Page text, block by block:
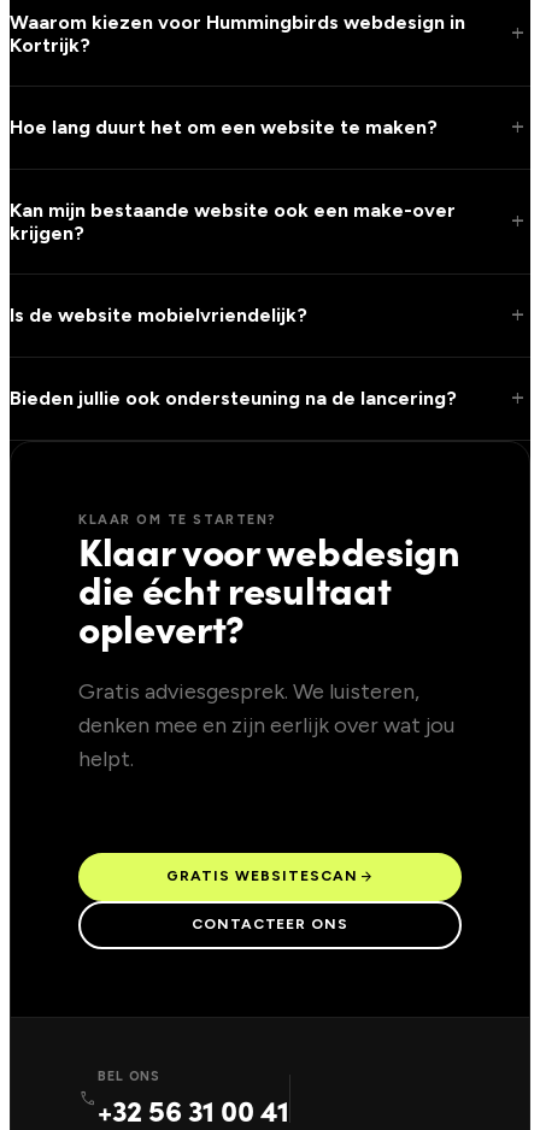
Waarom kiezen voor Hummingbirds webdesign in
Kortrijk?
add
Hoe lang duurt het om een website te maken? add
Kan mijn bestaande website ook een make-over
krijgen?
add
Is de website mobielvriendelijk? add
Bieden jullie ook ondersteuning na de lancering? add
KLAAR OM TE STARTEN?
Klaar voor webdesign
die écht resultaat
oplevert?
Gratis adviesgesprek. We luisteren,
denken mee en zijn eerlijk over wat jou
helpt.
GRATIS WEBSITESCAN arrow_forward
CONTACTEER ONS
call
BEL ONS
+32 56 31 00 41